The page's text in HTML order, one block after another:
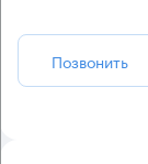
Позвонить